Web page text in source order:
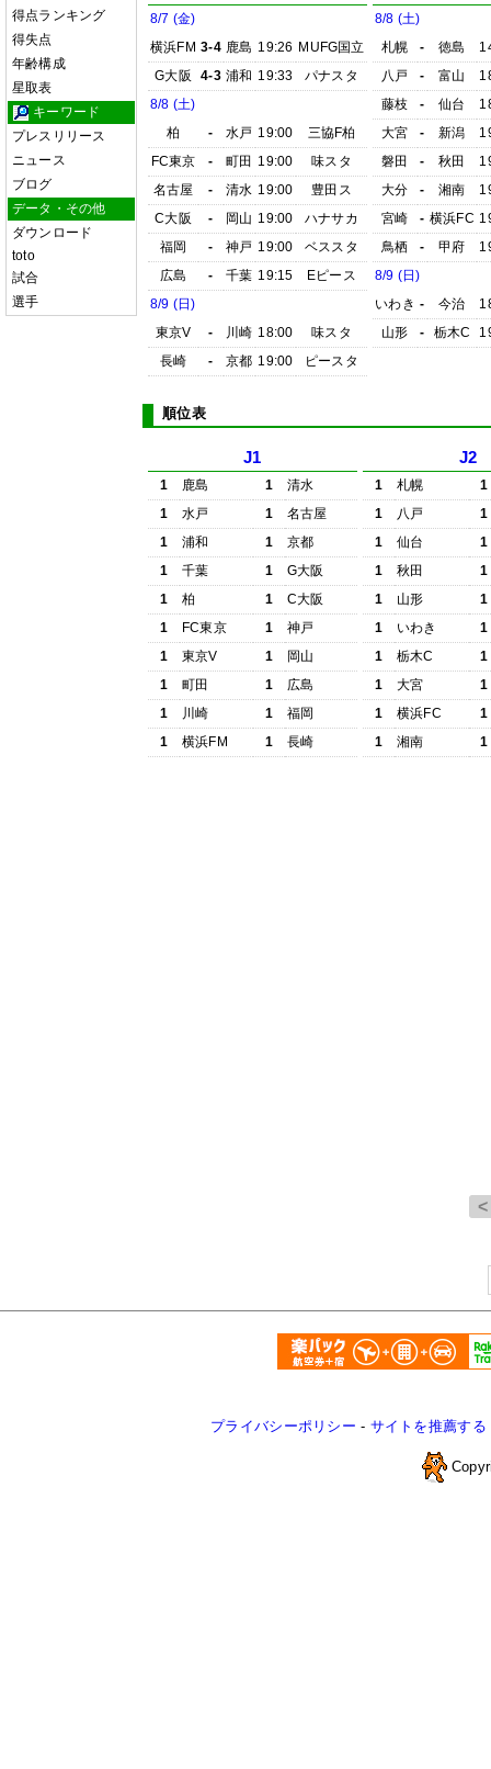
得点ランキング
得失点
年齢構成
星取表
キーワード
プレスリリース
ニュース
ブログ
データ・その他
ダウンロード
toto
試合
選手
8/7 (金)
横浜FM 3-4 鹿島 19:26 MUFG国立
G大阪
4-3 浦和 19:33
パナスタ
8/8 (土)
柏
- 水戸 19:00
三協F柏
FC東京
- 町田 19:00
味スタ
名古屋
- 清水 19:00
豊田ス
C大阪
- 岡山 19:00
ハナサカ
福岡
- 神戸 19:00
ベススタ
広島
- 千葉 19:15
Eピース
8/9 (日)
東京V
- 川崎 18:00
味スタ
長崎
- 京都 19:00 ピースタ
8/8 (土)
札幌
- 徳島
八戸
- 富山
藤枝
- 仙台
大宮
- 新潟
磐田
- 秋田
大分
- 湘南
宮崎
- 横浜FC
鳥栖
- 甲府
8/9 (日)
いわき - 今治
山形
- 栃木C
順位表
J1
1 鹿島 1
清水
1
水戸 1
名古屋
1
浦和 1
京都
1
千葉 1
G大阪
1
柏 1
C大阪
1
FC東京 1
神戸
1
東京V 1
岡山
1
町田 1
広島
1
川崎 1
福岡
1
横浜FM 1 長崎
J2
1 札幌
1
1
八戸
1
1
仙台
1
1
秋田
1
1
山形
1
1
いわき
1
1
栃木C
1
1
大宮
1
1
横浜FC
1
1
湘南 1
プライバシーポリシー - サイトを推薦する